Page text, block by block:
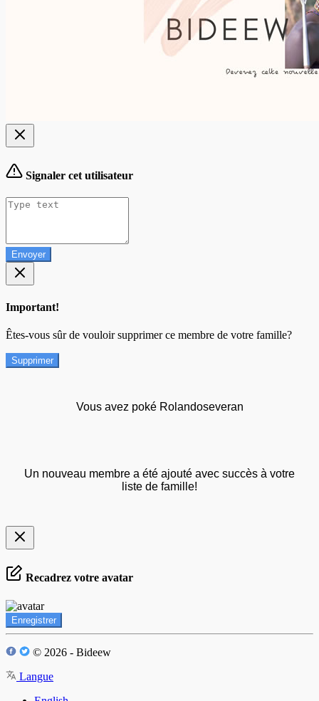
Signaler cet utilisateur
Envoyer
Important!
Êtes-vous sûr de vouloir supprimer ce membre de votre famille?
Supprimer
Vous avez poké Rolandoseveran
Un nouveau membre a été ajouté avec succès à votre
liste de famille!
Recadrez votre avatar
Enregistrer
© 2026 - Bideew
Langue